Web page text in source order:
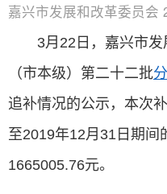
嘉兴市发展和改革委员会
3月22日，嘉兴市
（市本级）第二十二批
追补情况的公示，本次
至2019年12月31日期间
1665005.76元。